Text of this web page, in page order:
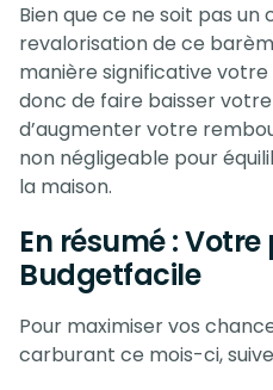
Bien que ce ne soit pas un
revalorisation de ce
manière significative
donc de faire baisser
d’augmenter votre
non négligeable pour
la maison.
En résumé :
Budgetfacile
Pour maximiser vos
carburant ce mois-ci,